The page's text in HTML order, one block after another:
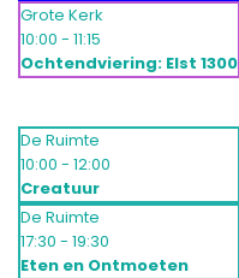
Grote Kerk
10:00 - 11:15
Ochtendviering: Elst 1300
De Ruimte
10:00 - 12:00
Creatuur
De Ruimte
17:30 - 19:30
Eten en Ontmoeten